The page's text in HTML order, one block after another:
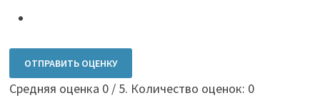
ОТПРАВИТЬ ОЦЕНКУ
Средняя оценка 0/ 5. Количество оценок: 0